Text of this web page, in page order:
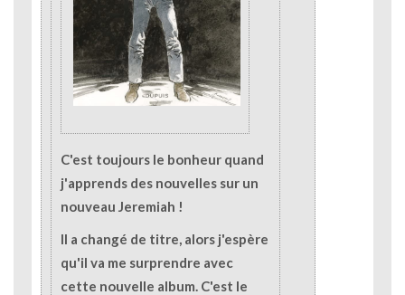
C'est toujours le bonheur quand
j'apprends des nouvelles sur un
nouveau Jeremiah !
Il a changé de titre, alors j'espère
qu'il va me surprendre avec
cette nouvelle album. C'est le